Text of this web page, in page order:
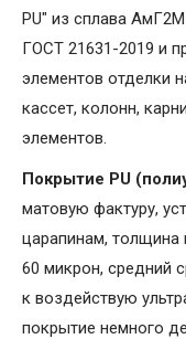
PU" из сплава АмГ2М
ГОСТ 21631-2019 и
элементов отделки
кассет, колонн,
элементов.
Покрытие PU
матовую фактуру,
царапинам, толщина
60 микрон, средний
к воздействую
покрытие немного